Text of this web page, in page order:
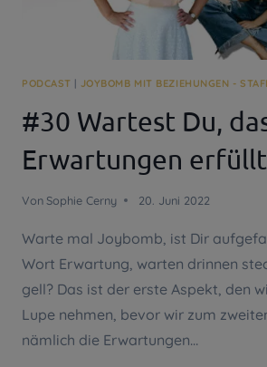
PODCAST | JOYBOMB MIT BEZIEHUNGEN -
#30 Wartest Du,
Erwartungen
VonSophie Cerny 20. Juni 2022
Warte mal Joybomb, ist Dir
Wort Erwartung, warten drinnen
gell? Das ist der erste Aspekt, den
Lupe nehmen, bevor wir zum
nämlich die Erwartungen…